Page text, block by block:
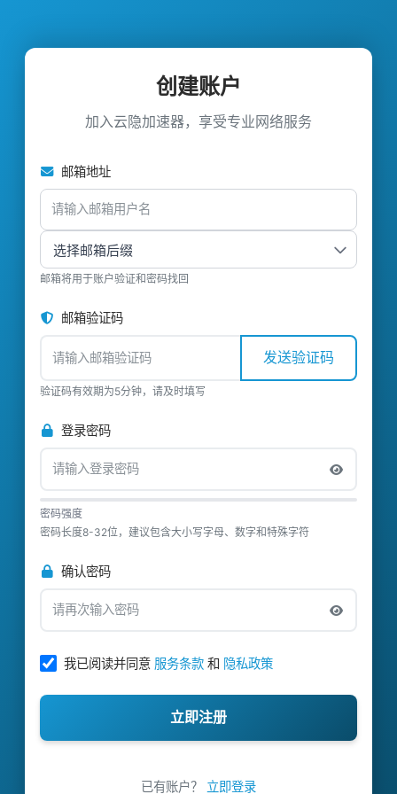
创建账户
加入云隐加速器，享受专业网络服务
邮箱地址
邮箱将用于账户验证和密码找回
邮箱验证码
发送验证码
验证码有效期为5分钟，请及时填写
登录密码
密码强度
密码长度8-32位，建议包含大小写字母、数字和特殊字符
确认密码
我已阅读并同意 服务条款 和 隐私政策
立即注册
已有账户？ 立即登录